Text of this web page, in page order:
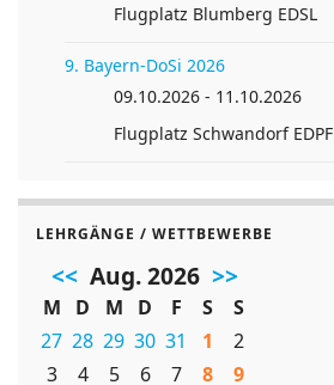
Flugplatz Blumberg EDSL
9. Bayern-DoSi 2026
09.10.2026 - 11.10.2026
Flugplatz Schwandorf EDPF
LEHRGÄNGE / WETTBEWERBE
<< Aug. 2026 >>
M D M D F S
S
27 28 29 30 31 1
2
3
4 5 6 7 8 9